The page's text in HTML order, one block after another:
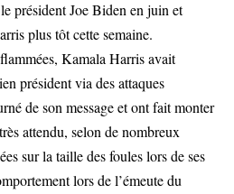
président Joe Biden en juin et
plus tôt cette semaine.
Kamala Harris avait
président via des attaques
de son message et ont fait monter
attendu, selon de nombreux
sur la taille des foules lors de ses
lors de l’émeute du